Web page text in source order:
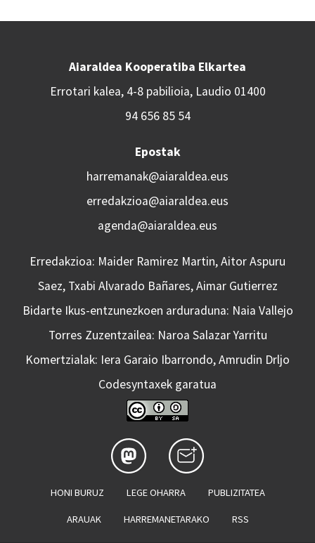
Aiaraldea Kooperatiba Elkartea
Errotari kalea, 4-8 pabilioia, Laudio 01400
94 656 85 54
Epostak
harremanak@aiaraldea.eus
erredakzioa@aiaraldea.eus
agenda@aiaraldea.eus
Erredakzioa: Maider Ramirez Martin, Aitor Aspuru
Saez, Txabi Alvarado Bañares, Aimar Gutierrez
Bidarte Ikus-entzunezkoen arduraduna: Naia Vallejo
Torres Zuzentzailea: Naroa Salazar Yarritu
Komertzialak: Iera Garaio Ibarrondo, Amrudin Drljo
Codesyntaxek garatua
HONI BURUZ LEGE OHARRA PUBLIZITATEA
ARAUAK HARREMANETARAKO RSS